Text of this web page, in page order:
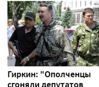
Гиркин: "Ополченцы
сгоняли депутатов